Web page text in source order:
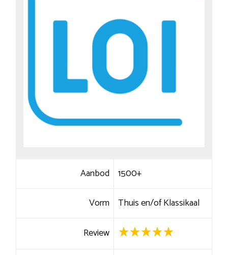
Aanbod 1500+
Vorm Thuis en/of Klassikaal
Review